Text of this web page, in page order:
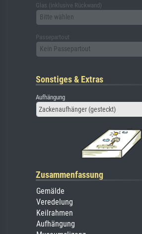
Glas (inklusive Rückwand)
Bitte wählen
Passepartout
Kein Passepartout
Sonstiges & Extras
Aufhängung
Zackenaufhänger (gesteckt)
Zusammenfassung
Gemälde
Veredelung
Keilrahmen
Aufhängung